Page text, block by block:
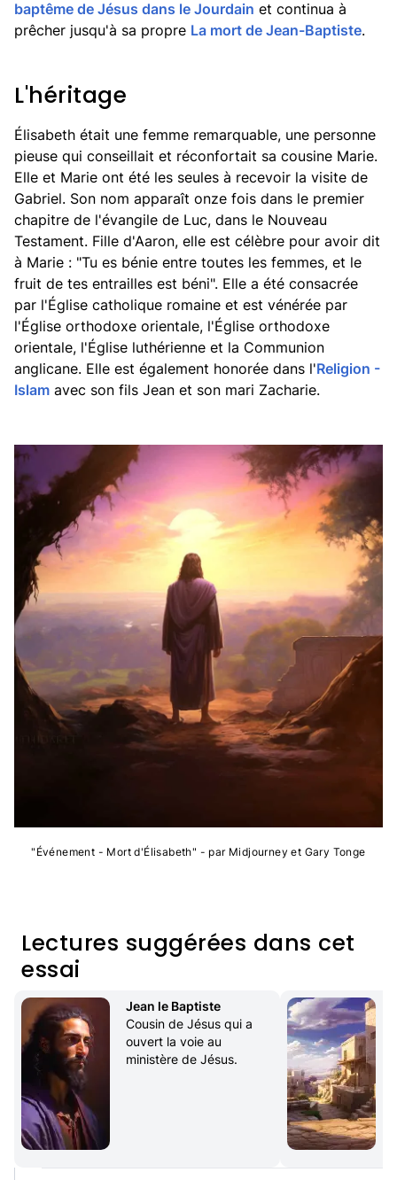
baptême de Jésus dans le Jourdain et continua à
prêcher jusqu'à sa propre La mort de Jean-Baptiste.
L'héritage
Élisabeth était une femme remarquable, une personne
pieuse qui conseillait et réconfortait sa cousine Marie.
Elle et Marie ont été les seules à recevoir la visite de
Gabriel. Son nom apparaît onze fois dans le premier
chapitre de l'évangile de Luc, dans le Nouveau
Testament. Fille d'Aaron, elle est célèbre pour avoir dit
à Marie : "Tu es bénie entre toutes les femmes, et le
fruit de tes entrailles est béni". Elle a été consacrée
par l'Église catholique romaine et est vénérée par
l'Église orthodoxe orientale, l'Église orthodoxe
orientale, l'Église luthérienne et la Communion
anglicane. Elle est également honorée dans l'Religion -
Islam avec son fils Jean et son mari Zacharie.
"Événement - Mort d'Élisabeth" - par Midjourney et Gary Tonge
Lectures suggérées dans cet
essai
Jean le Baptiste
Cousin de Jésus qui a
ouvert la voie au
ministère de Jésus.